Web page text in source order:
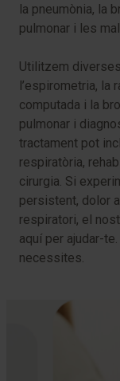
la pneumònia, la
pulmonar i les
Utilitzem
l’espirometria, la
computada i la
pulmonar i
tractament pot
respiratòria,
cirurgia. Si
persistent, dolor
respiratori, el
aquí per ajudar-
necessites.